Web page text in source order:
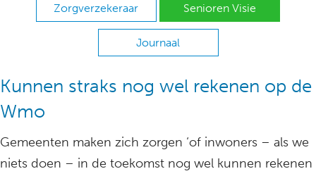
Zorgverzekeraar Senioren Visie
Journaal
Kunnen straks nog wel rekenen op de
Wmo
Gemeenten maken zich zorgen ‘of inwoners – als we
niets doen – in de toekomst nog wel kunnen rekenen